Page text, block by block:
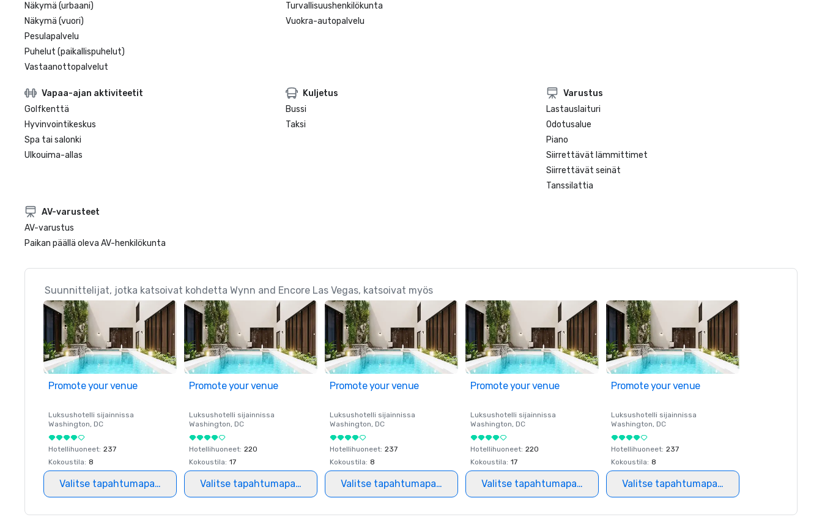
Näkymä (urbaani)
Näkymä (vuori)
Pesulapalvelu
Puhelut (paikallispuhelut)
Vastaanottopalvelut
Turvallisuushenkilökunta
Vuokra-autopalvelu
Vapaa-ajan aktiviteetit
Golfkenttä
Hyvinvointikeskus
Spa tai salonki
Ulkouima-allas
Kuljetus
Bussi
Taksi
Varustus
Lastauslaituri
Odotusalue
Piano
Siirrettävät lämmittimet
Siirrettävät seinät
Tanssilattia
AV-varusteet
AV-varustus
Paikan päällä oleva AV-henkilökunta
Suunnittelijat, jotka katsoivat kohdetta Wynn and Encore Las Vegas, katsoivat myös
Promote your venue
Luksushotelli sijainnissa
Washington, DC
Hotellihuoneet: 237
Kokoustila: 8
Valitse tapahtumapaikka
Promote your venue
Luksushotelli sijainnissa
Washington, DC
Hotellihuoneet: 220
Kokoustila: 17
Valitse tapahtumapaikka
Promote your venue
Luksushotelli sijainnissa
Washington, DC
Hotellihuoneet: 237
Kokoustila: 8
Valitse tapahtumapaikka
Promote your venue
Luksushotelli sijainnissa
Washington, DC
Hotellihuoneet: 220
Kokoustila: 17
Valitse tapahtumapaikka
Promote your venue
Luksushotelli sijainnissa
Washington, DC
Hotellihuoneet: 237
Kokoustila: 8
Valitse tapahtumapaikka